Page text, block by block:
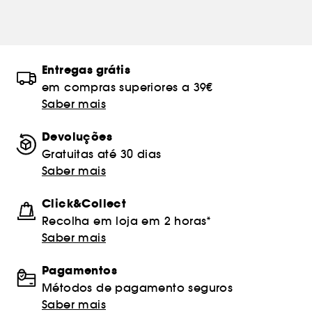
Entregas grátis
em compras superiores a 39€
Saber mais
Devoluções
Gratuitas até 30 dias
Saber mais
Click&Collect
Recolha em loja em 2 horas*
Saber mais
Pagamentos
Métodos de pagamento seguros
Saber mais